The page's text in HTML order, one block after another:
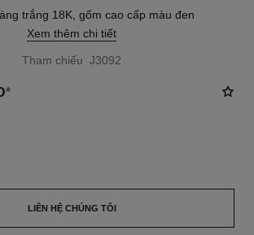
trắng 18K, gốm cao cấp màu đen
Xem thêm chi tiết
Tham chiếu J3092
*
LIÊN HỆ CHÚNG TÔI